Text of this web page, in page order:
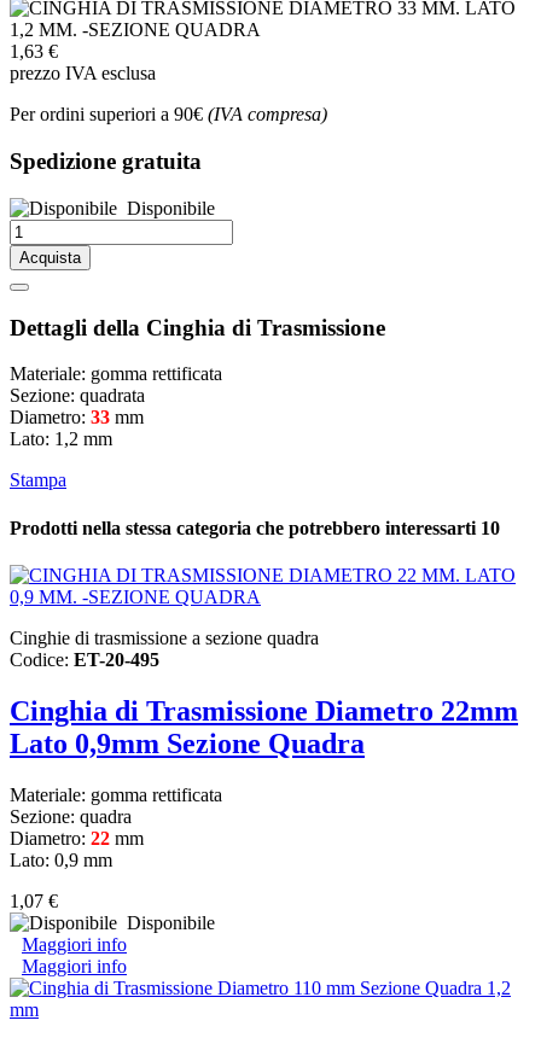
1,63 €
prezzo IVA esclusa
Per ordini superiori a 90€ (IVA compresa)
Spedizione gratuita
Disponibile
Acquista
Dettagli della Cinghia di Trasmissione
Materiale: gomma rettificata
Sezione: quadrata
Diametro: 33 mm
Lato: 1,2 mm
Stampa
Prodotti nella stessa categoria che potrebbero interessarti 10
Cinghie di trasmissione a sezione quadra
Codice: ET-20-495
Cinghia di Trasmissione Diametro 22mm
Lato 0,9mm Sezione Quadra
Materiale: gomma rettificata
Sezione: quadra
Diametro: 22 mm
Lato: 0,9 mm
1,07 €
Disponibile
Maggiori info
Maggiori info